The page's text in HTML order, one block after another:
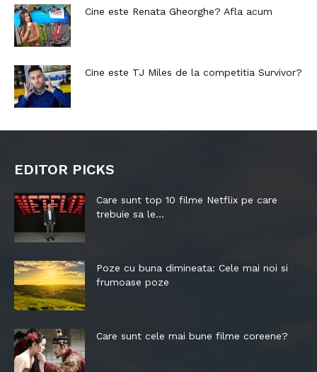
Cine este Renata Gheorghe? Afla acum
Cine este TJ Miles de la competitia Survivor?
EDITOR PICKS
Care sunt top 10 filme Netflix pe care
trebuie sa le...
Poze cu buna dimineata: Cele mai noi si
frumoase poze
Care sunt cele mai bune filme coreene?